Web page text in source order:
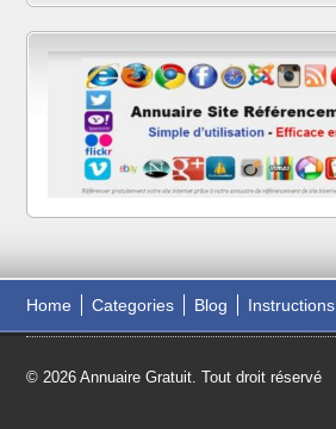
Home Categories Blog Instructions
© 2026 Annuaire Gratuit. Tout droit réservé